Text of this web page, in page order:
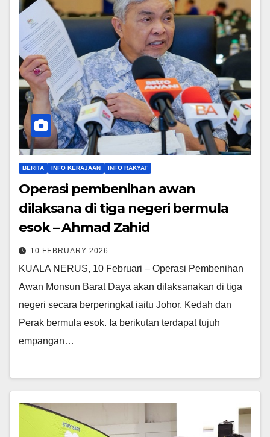
BERITA INFO KERAJAAN INFO RAKYAT
Operasi pembenihan awan
dilaksana di tiga negeri bermula
esok – Ahmad Zahid
10 FEBRUARY 2026
KUALA NERUS, 10 Februari – Operasi Pembenihan
Awan Monsun Barat Daya akan dilaksanakan di tiga
negeri secara berperingkat iaitu Johor, Kedah dan
Perak bermula esok. Ia berikutan terdapat tujuh
empangan…